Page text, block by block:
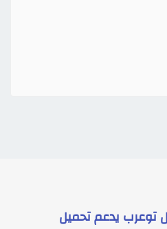
توعرب يدعمتحميل